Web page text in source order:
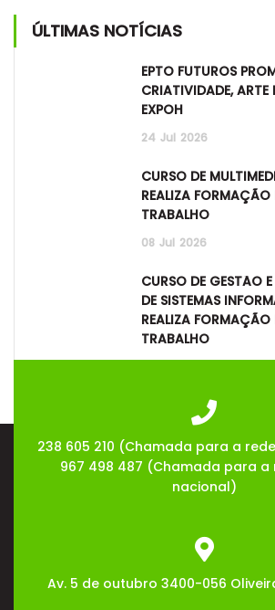
ÚLTIMAS NOTÍCIAS
EPTO FUTUROS
CRIATIVIDADE, ARTE
EXPOH
24 Jul 2026
CURSO DE
REALIZA
TRABALHO
08 Jul 2026
CURSO DE GESTÃO
DE SISTEMAS
REALIZA
TRABALHO
238 605 210 (Chamada para a
967 498 487 (Chamada para a
nacional)
Av. 5 de outubro 3400-056